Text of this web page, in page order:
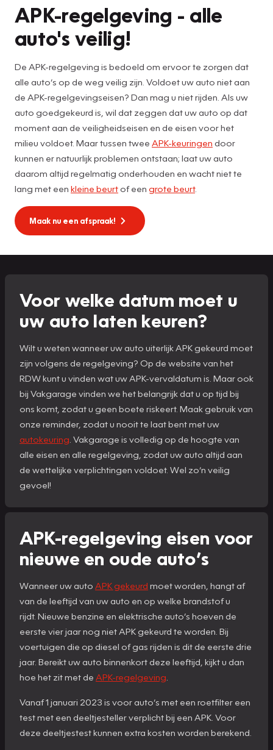
APK-regelgeving - alle
auto's veilig!
De APK-regelgeving is bedoeld om ervoor te zorgen dat
alle auto’s op de weg veilig zijn. Voldoet uw auto niet aan
de APK-regelgevingseisen? Dan mag u niet rijden. Als uw
auto goedgekeurd is, wil dat zeggen dat uw auto op dat
moment aan de veiligheidseisen en de eisen voor het
milieu voldoet. Maar tussen twee APK-keuringen door
kunnen er natuurlijk problemen ontstaan; laat uw auto
daarom altijd regelmatig onderhouden en wacht niet te
lang met een kleine beurtof een grote beurt.
Maak nu een afspraak!
Voor welke datum moet u
uw auto laten keuren?
Wilt u weten wanneer uw auto uiterlijk APK gekeurd moet
zijn volgens de regelgeving? Op de website van het
RDW kunt u vinden wat uw APK-vervaldatum is. Maar ook
bij Vakgarage vinden we het belangrijk dat u op tijd bij
ons komt, zodat u geen boete riskeert. Maak gebruik van
onze reminder, zodat u nooit te laat bent met uw
autokeuring . Vakgarage is volledig op de hoogte van
alle eisen en alle regelgeving, zodat uw auto altijd aan
de wettelijke verplichtingen voldoet. Wel zo’n veilig
gevoel!
APK-regelgeving eisen voor
nieuwe en oude auto’s
Wanneer uw auto APK gekeurd moet worden, hangt af
van de leeftijd van uw auto en op welke brandstof u
rijdt. Nieuwe benzine en elektrische auto’s hoeven de
eerste vier jaar nog niet APK gekeurd te worden. Bij
voertuigen die op diesel of gas rijden is dit de eerste drie
jaar. Bereikt uw auto binnenkort deze leeftijd, kijkt u dan
hoe het zit met de APK-regelgeving
Vanaf 1 januari 2023 is voor auto’s met een roetfilter een
test met een deeltjesteller verplicht bij een APK. Voor
deze deeltjestest kunnen extra kosten worden berekend.